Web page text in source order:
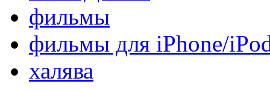
фильмы
фильмы для iPhone/
халява